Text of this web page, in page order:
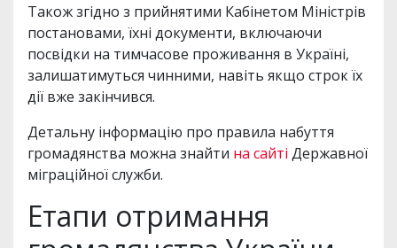
Також згідно з прийнятими Кабінетом Міністрів
постановами, їхні документи, включаючи
посвідки на тимчасове проживання в Україні,
залишатимуться чинними, навіть якщо строк їх
дії вже закінчився.
Детальну інформацію про правила набуття
громадянства можна знайти на сайті Державної
міграційної служби.
Етапи отримання